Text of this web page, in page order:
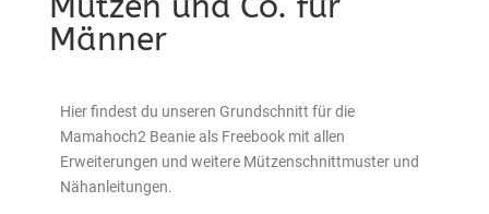
Männer
Hier findest du unseren Grundschnitt für die
Mamahoch2 Beanie als Freebook mit allen
Erweiterungen und weitere Mützenschnittmuster und
Nähanleitungen.